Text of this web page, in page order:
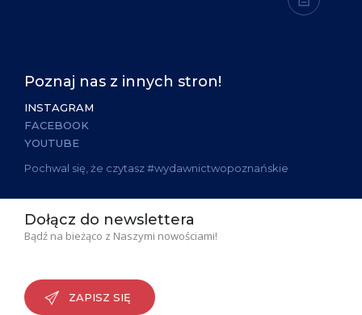
Poznaj nas z innych stron!
INSTAGRAM
FACEBOOK
YOUTUBE
Pochwal się, że czytasz #wydawnictwopoznańskie
Dołącz do newslettera
Bądź na bieżąco z Naszymi nowościami!
ZAPISZ SIĘ